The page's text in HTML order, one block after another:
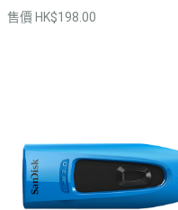
售價 HK$198.00